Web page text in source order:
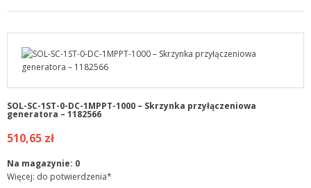
SOL-SC-1ST-0-DC-1MPPT-1000 – Skrzynka przyłączeniowa
generatora – 1182566
510,65 zł
Na magazynie: 0
Więcej: do potwierdzenia*